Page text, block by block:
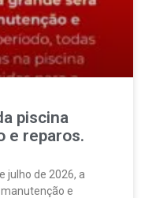
piscina
e reparos.
julho de 2026, a
e